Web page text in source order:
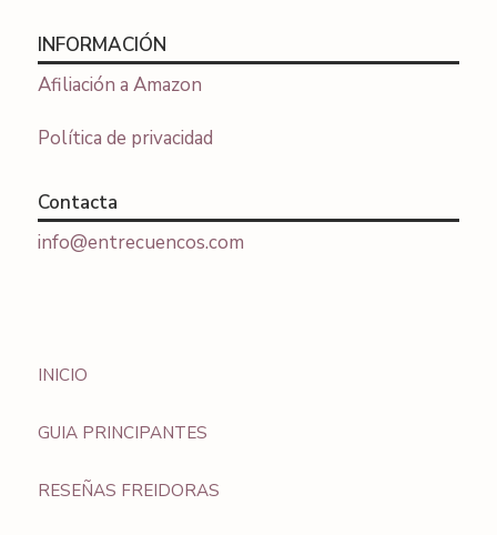
INFORMACIÓN
Afiliación a Amazon
Política de privacidad
Contacta
info@entrecuencos.com
INICIO
GUIA PRINCIPANTES
RESEÑAS FREIDORAS